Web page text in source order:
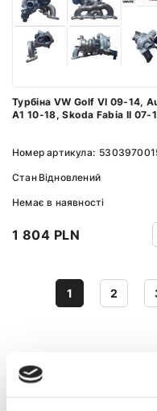
Турбіна VW Golf VI 09-14,
A1 10-18, Skoda Fabia II 07-
Номер артикула:
Стан Відновлений
Немає в наявності
1 804 PLN
1 2
ТУРБІНА ДО